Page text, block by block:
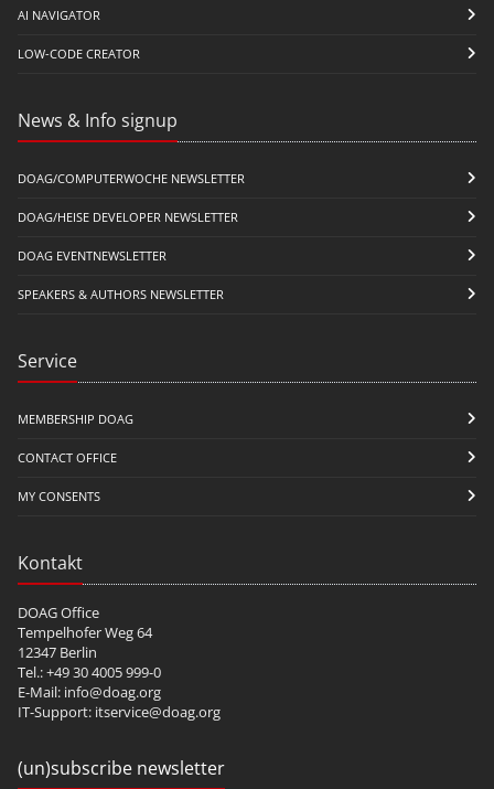
AI NAVIGATOR
LOW-CODE CREATOR
News & Info signup
DOAG/COMPUTERWOCHE NEWSLETTER
DOAG/HEISE DEVELOPER NEWSLETTER
DOAG EVENTNEWSLETTER
SPEAKERS & AUTHORS NEWSLETTER
Service
MEMBERSHIP DOAG
CONTACT OFFICE
MY CONSENTS
Kontakt
DOAG Office
Tempelhofer Weg 64
12347 Berlin
Tel.: +49 30 4005 999-0
E-Mail: info@doag.org
IT-Support: itservice@doag.org
(un)subscribe newsletter